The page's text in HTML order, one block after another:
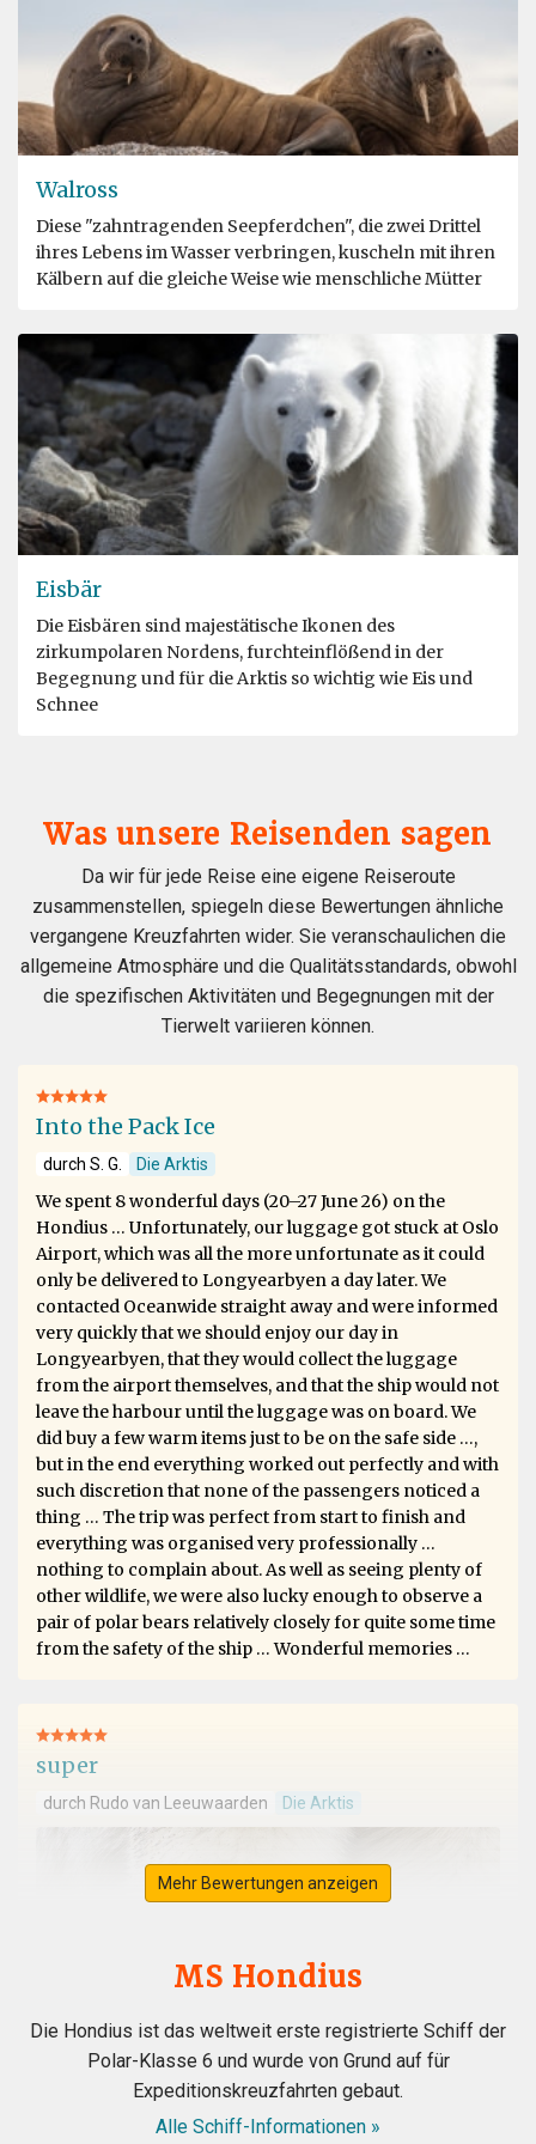
Walross
Diese "zahntragenden Seepferdchen", die zwei Drittel
ihres Lebens im Wasser verbringen, kuscheln mit ihren
Kälbern auf die gleiche Weise wie menschliche Mütter
Eisbär
Die Eisbären sind majestätische Ikonen des
zirkumpolaren Nordens, furchteinflößend in der
Begegnung und für die Arktis so wichtig wie Eis und
Schnee
Was unsere Reisenden sagen
Da wir für jede Reise eine eigene Reiseroute
zusammenstellen, spiegeln diese Bewertungen ähnliche
vergangene Kreuzfahrten wider. Sie veranschaulichen die
allgemeine Atmosphäre und die Qualitätsstandards, obwohl
die spezifischen Aktivitäten und Begegnungen mit der
Tierwelt variieren können.
Into the Pack Ice
durch S. G. Die Arktis
We spent 8 wonderful days (20–27 June 26) on the
Hondius … Unfortunately, our luggage got stuck at Oslo
Airport, which was all the more unfortunate as it could
only be delivered to Longyearbyen a day later. We
contacted Oceanwide straight away and were informed
very quickly that we should enjoy our day in
Longyearbyen, that they would collect the luggage
from the airport themselves, and that the ship would not
leave the harbour until the luggage was on board. We
did buy a few warm items just to be on the safe side …,
but in the end everything worked out perfectly and with
such discretion that none of the passengers noticed a
thing … The trip was perfect from start to finish and
everything was organised very professionally …
nothing to complain about. As well as seeing plenty of
other wildlife, we were also lucky enough to observe a
pair of polar bears relatively closely for quite some time
from the safety of the ship … Wonderful memories …
super
durch Rudo van Leeuwaarden Die Arktis
Mehr Bewertungen anzeigen
MS Hondius
Die Hondius ist das weltweit erste registrierte Schiff der
Polar-Klasse 6 und wurde von Grund auf für
Expeditionskreuzfahrten gebaut.
Alle Schiff-Informationen »